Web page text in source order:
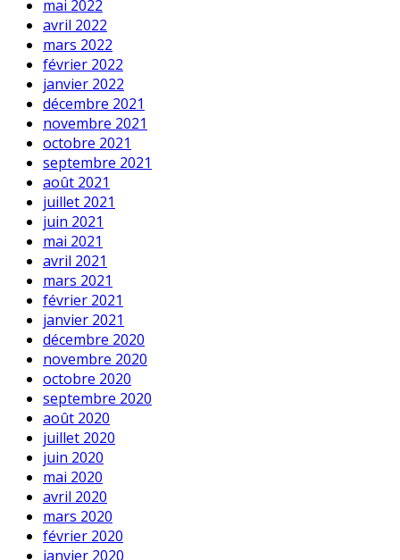
mai 2022
avril 2022
mars 2022
février 2022
janvier 2022
décembre 2021
novembre 2021
octobre 2021
septembre 2021
août 2021
juillet 2021
juin 2021
mai 2021
avril 2021
mars 2021
février 2021
janvier 2021
décembre 2020
novembre 2020
octobre 2020
septembre 2020
août 2020
juillet 2020
juin 2020
mai 2020
avril 2020
mars 2020
février 2020
janvier 2020